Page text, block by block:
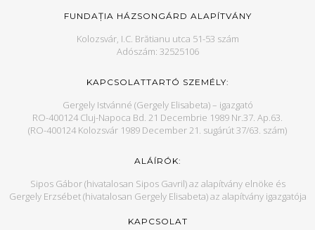
FUNDAȚIA HÁZSONGÁRD ALAPÍTVÁNY
Kolozsvár, I.C. Brătianu utca 51-53 szám
Adószám: 32525106
KAPCSOLATTARTÓ SZEMÉLY:
Gergely Istvánné (Gergely Elisabeta) – igazgató
RO-400124 Cluj-Napoca Bd. 21 Decembrie 1989 Nr.37. Ap.63.
(RO-400124 Kolozsvár 1989 December 21. sugárút 37/63. szám)
ALÁÍRÓK:
Sipos Gábor (hivatalosan Sipos Gavril) az alapítvány elnöke és
Gergely Erzsébet (hivatalosan Gergely Elisabeta) az alapítvány igazgatója
KAPCSOLAT